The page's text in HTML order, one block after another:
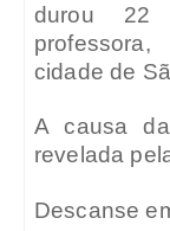
durou 22
cidade de
A causa
revelada
Descanse